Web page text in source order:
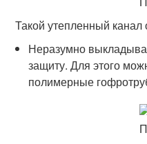
Такой утепленный канал
Неразумно
защиту. Для этого
полимерные